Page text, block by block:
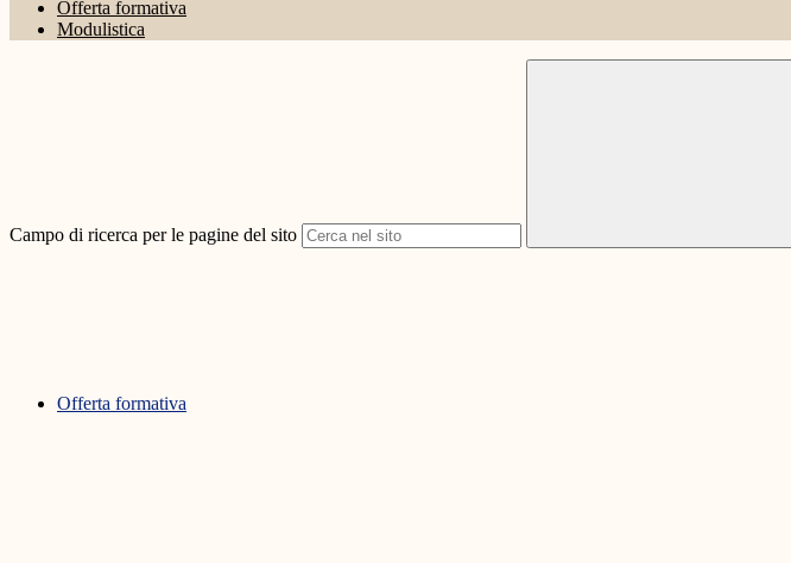
Offerta formativa
Modulistica
Campo di ricerca per le pagine del sito
Offerta formativa